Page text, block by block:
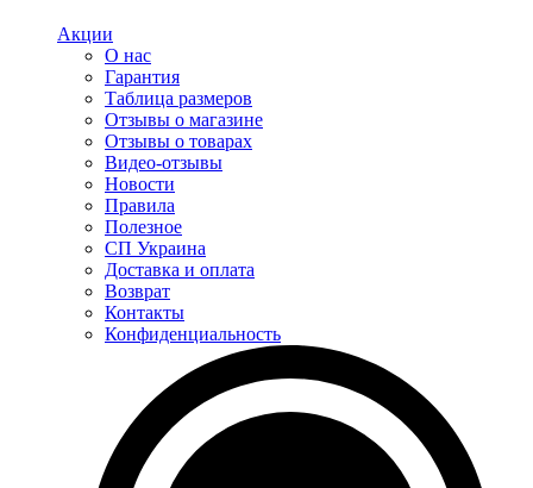
Акции
О нас
Гарантия
Таблица размеров
Отзывы о магазине
Отзывы о товарах
Видео-отзывы
Новости
Правила
Полезное
СП Украина
Доставка и оплата
Возврат
Контакты
Конфиденциальность